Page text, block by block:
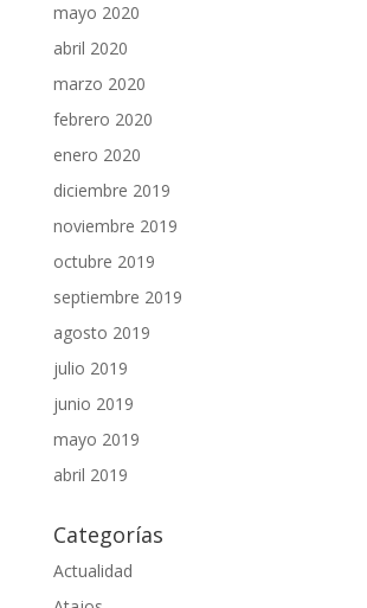
mayo 2020
abril 2020
marzo 2020
febrero 2020
enero 2020
diciembre 2019
noviembre 2019
octubre 2019
septiembre 2019
agosto 2019
julio 2019
junio 2019
mayo 2019
abril 2019
Categorías
Actualidad